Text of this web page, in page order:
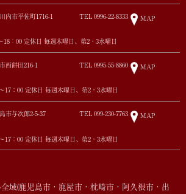
内市平佐町1716-1 TEL 0996-22-8333 MAP
18：00 定休日 毎週木曜日、第2・3水曜日
西餅田216-1 TEL 0995-55-8860 MAP
17：00 定休日 毎週木曜日、第2・3水曜日
市与次郎2-5-37 TEL 099-230-7763 MAP
17：00 定休日 毎週木曜日、第2・3水曜日
域(鹿児島市・鹿屋市・枕崎市・阿久根市・出